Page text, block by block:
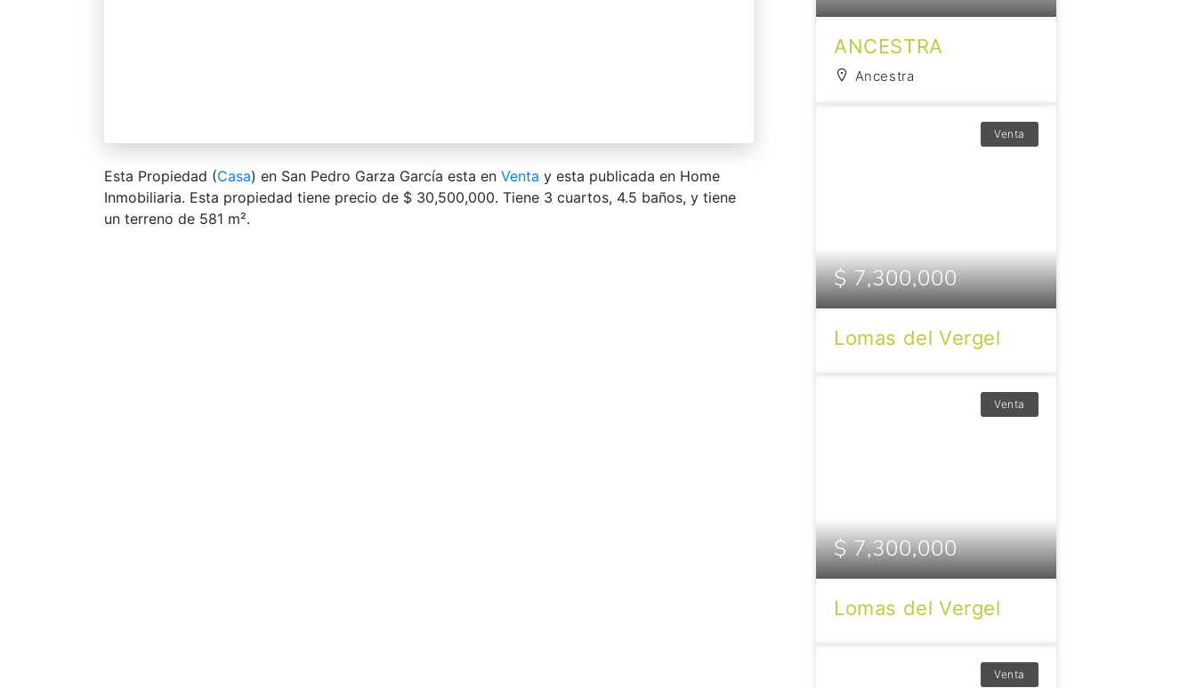
Esta Propiedad (Casa) en San Pedro Garza García esta en Venta y esta publicada en Home
Inmobiliaria. Esta propiedad tiene precio de $ 30,500,000. Tiene 3 сuartos, 4.5 baños, y tiene
un terreno de 581 m².
ANCESTRA
Ancestra
Venta
$ 7,300,000
Lomas del Vergel
Venta
$ 7,300,000
Lomas del Vergel
Venta